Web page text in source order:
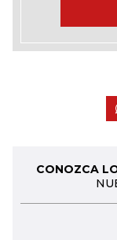
CONOZCA